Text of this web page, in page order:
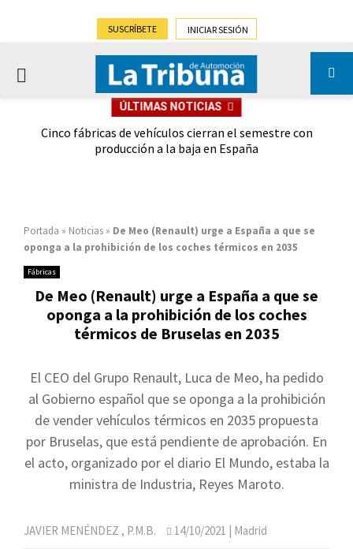
SUSCRÍBETE INICIAR SESIÓN
PRIMARY
ÚLTIMAS NOTICIAS
Cinco fábricas de vehículos cierran el semestre con
producción a la baja en España
Portada » Noticias » De Meo (Renault) urge a España a que se
oponga a la prohibición de los coches térmicos en 2035
Fábricas
De Meo (Renault) urge a España a que se
oponga a la prohibición de los coches
térmicos de Bruselas en 2035
El CEO del Grupo Renault, Luca de Meo, ha pedido
al Gobierno español que se oponga a la prohibición
de vender vehículos térmicos en 2035 propuesta
por Bruselas, que está pendiente de aprobación. En
el acto, organizado por el diario El Mundo, estaba la
ministra de Industria, Reyes Maroto.
JAVIER MENÉNDEZ , P.M.B. 14/10/2021 | Madrid